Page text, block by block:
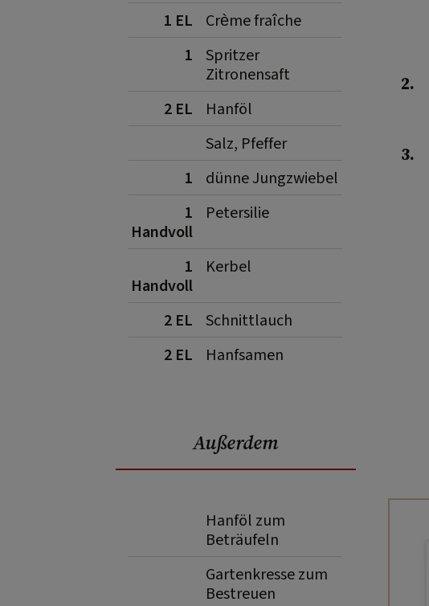
1 EL
Crème fraîche
1
Spritzer
Zitronensaft
2 EL
Hanföl
Salz, Pfeffer
1
dünne Jungzwiebel
1
Handvoll
Petersilie
1
Handvoll
Kerbel
2 EL
Schnittlauch
2 EL
Hanfsamen
Außerdem
Hanföl zum
Beträufeln
Gartenkresse zum
Bestreuen